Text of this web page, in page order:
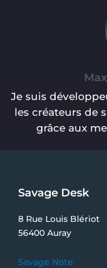
Je suis
les créateurs de
grâce aux
Savage Desk
8 Rue Louis Blériot
56400 Auray
Savage Note